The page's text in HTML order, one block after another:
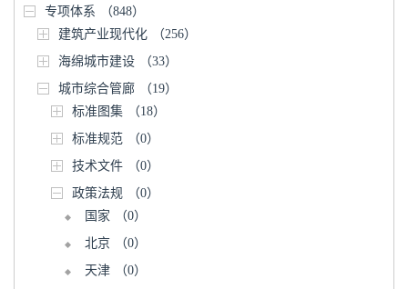
专项体系
（848）
建筑产业现代化
（256）
海绵城市建设
（33）
城市综合管廊
（19）
标准图集
（18）
标准规范
（0）
技术文件
（0）
政策法规
（0）
国家
（0）
北京
（0）
天津
（0）